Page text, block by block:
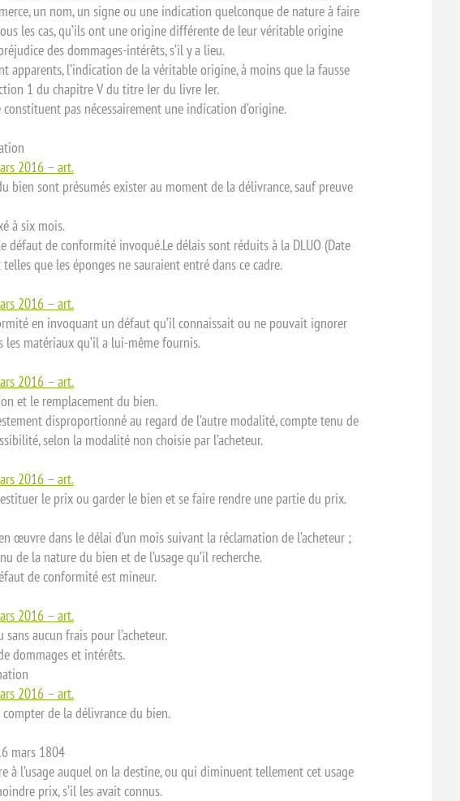
un nom, un signe ou une indication quelconque de nature à faire
les cas, qu’ils ont une origine différente de leur véritable origine
des dommages-intérêts, s’il y a lieu.
l’indication de la véritable origine, à moins que la fausse
1 du chapitre V du titre Ier du livre Ier.
pas nécessairement une indication d’origine.
2016 – art.
sont présumés exister au moment de la délivrance, sauf preuve
à six mois.
de conformité invoqué.Le délais sont réduits à la DLUO (Date
que les éponges ne sauraient entré dans ce cadre.
2016 – art.
en invoquant un défaut qu’il connaissait ou ne pouvait ignorer
les matériaux qu’il a lui-même fournis.
2016 – art.
et le remplacement du bien.
disproportionné au regard de l’autre modalité, compte tenu de
selon la modalité non choisie par l’acheteur.
2016 – art.
le prix ou garder le bien et se faire rendre une partie du prix.
œuvre dans le délai d’un mois suivant la réclamation de l’acheteur ;
de la nature du bien et de l’usage qu’il recherche.
de conformité est mineur.
2016 – art.
aucun frais pour l’acheteur.
dommages et intérêts.
2016 – art.
de la délivrance du bien.
mars 1804
à l’usage auquel on la destine, ou qui diminuent tellement cet usage
prix, s’il les avait connus.